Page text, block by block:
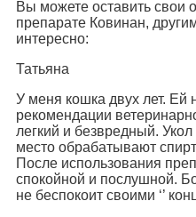
Вы можете оставить свои
препарате Ковинан,
интересно:
Татьяна
У меня кошка двух лет. Ей
рекомендации
легкий и безвредный.
место обрабатывают
После использования
спокойной и послушной.
не беспокоит своими ‘’